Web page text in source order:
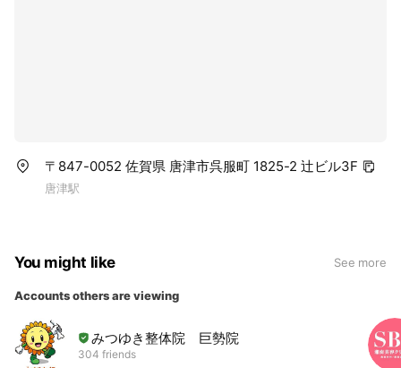
〒847-0052 佐賀県 唐津市呉服町 1825-2 辻ビル3F
唐津駅
You might like See more
Accounts others are viewing
みつゆき整体院 巨勢院
304 friends